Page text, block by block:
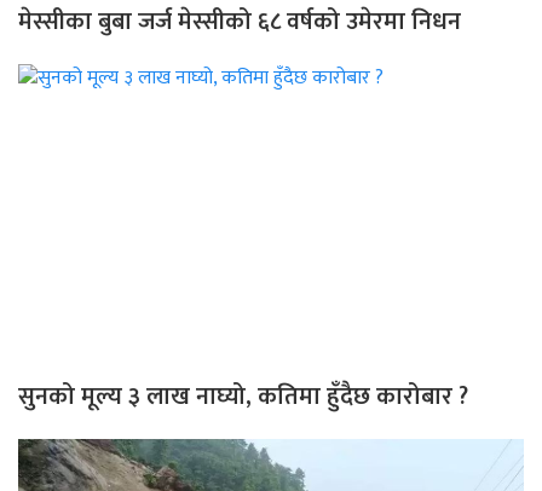
मेस्सीका बुबा जर्ज मेस्सीको ६८ वर्षको उमेरमा निधन
सुनको मूल्य ३ लाख नाघ्यो, कतिमा हुँदैछ कारोबार ?